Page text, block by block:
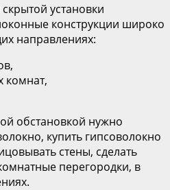
установки
конструкции широко
направлениях:
комнат,
обстановкой нужно
купить гипсоволокно
стены, сделать
перегородки, в